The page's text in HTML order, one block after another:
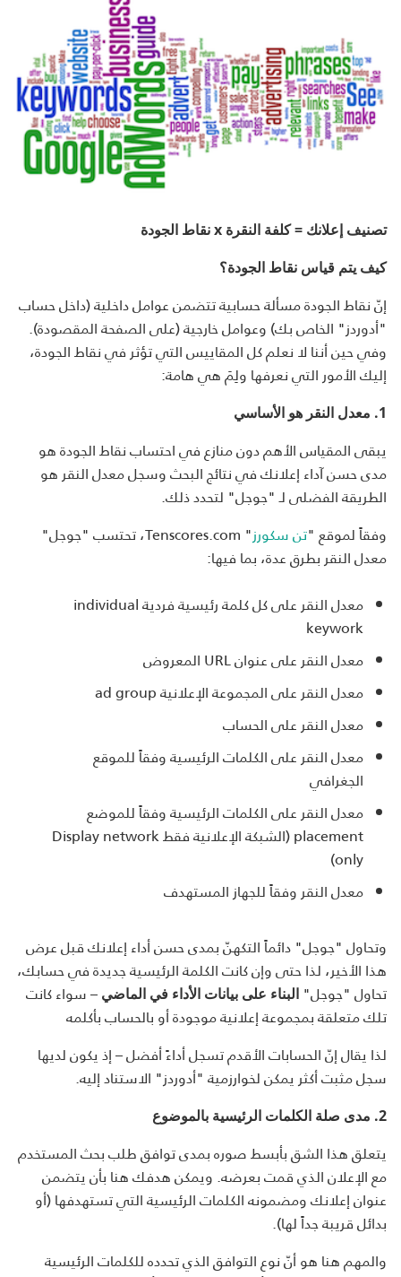
تصنيف إعلانك = كلفة النقرة xنقاط الجودة
كيف يتم قياس نقاط الجودة؟
إنّ نقاط الجودة مسألة حسابية تتضمن عوامل داخلية (داخل حساب
"أدوردز" الخاص بك) وعوامل خارجية (على الصفحة المقصودة).
وفي حين أننا لا نعلم كل المقاييس التي تؤثر في نقاط الجودة،
إليك الأمور التي نعرفها ولِمَ هي هامة:
1. معدل النقر هو الأساسي
يبقى المقياس الأهم دون منازع في احتساب نقاط الجودة هو
مدى حسن آداء إعلانك في نتائج البحث وسجل معدل النقر هو
الطريقة الفضلى لـ "جوجل" لتحدد ذلك.
وفقاً لموقع "تن سكورز
" Tenscores.com، تحتسب "جوجل"
معدل النقر بطرق عدة، بما فيها:
معدل النقر على كل كلمة رئيسية فردية individual
keywork
معدل النقر على عنوان URL المعروض
معدل النقر على المجموعة الإعلانية ad group
معدل النقر على الحساب
معدل النقر على الكلمات الرئيسية وفقاً للموقع
الجغرافي
معدل النقر على الكلمات الرئيسية وفقاً للموضع
placement (الشبكة الإعلانية فقط Display network
only)
معدل النقر وفقاً للجهاز المستهدف
وتحاول "جوجل" دائماً التكهنّ بمدى حسن أداء إعلانك قبل عرض
هذا الأخير، لذا حتى وإن كانت الكلمة الرئيسية جديدة في حسابك،
تحاول "جوجل" البناء على بيانات الأداء في الماضي – سواء كانت
تلك متعلقة بمجموعة إعلانية موجودة أو بالحساب بأكلمه
لذا يقال إنّ الحسابات الأقدم تسجل أداءً أفضل – إذ يكون لديها
سجل مثبت أكثر يمكن لخوارزمية "أدوردز" الاستناد إليه.
2. مدى صلة الكلمات الرئيسية بالموضوع
يتعلق هذا الشق بأبسط صوره بمدى توافق طلب بحث المستخدم
مع الإعلان الذي قمت بعرضه. ويمكن هدفك هنا بأن يتضمن
عنوان إعلانك ومضمونه الكلمات الرئيسية التي تستهدفها (أو
بدائل قريبة جداً لها).
والمهم هنا هو أنّ نوع التوافق الذي تحدده للكلمات الرئيسية